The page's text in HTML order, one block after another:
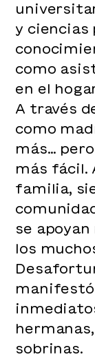
y ciencias
como
en el
A través
como
más…
más fácil.
familia,
se
los
manifestó
sobrinas.